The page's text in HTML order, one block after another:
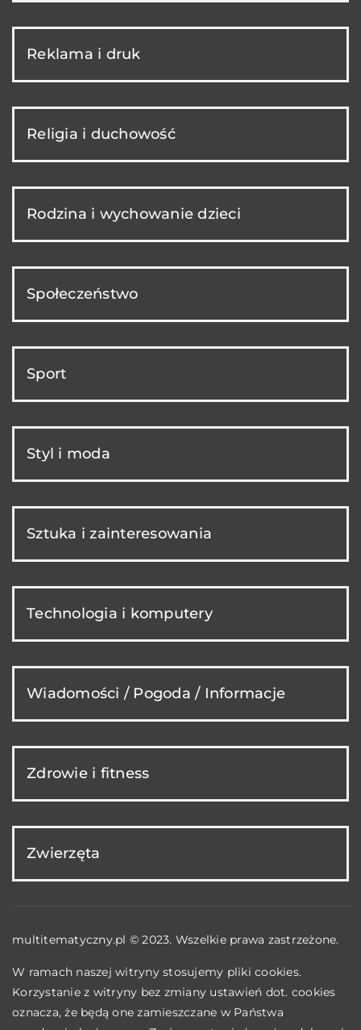
Reklama i druk
Religia i duchowość
Rodzina i wychowanie dzieci
Społeczeństwo
Sport
Styl i moda
Sztuka i zainteresowania
Technologia i komputery
Wiadomości / Pogoda / Informacje
Zdrowie i fitness
Zwierzęta
multitematyczny.pl © 2023. Wszelkie prawa zastrzeżone.
W ramach naszej witryny stosujemy pliki cookies.
Korzystanie z witryny bez zmiany ustawień dot. cookies
oznacza, że będą one zamieszczane w Państwa